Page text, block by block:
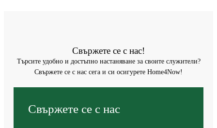
Свържете се с нас!
Търсите удобно и достъпно настаняване за своите служители?
Свържете се с нас сега и си осигурете Home4Now!
Свържете се с нас